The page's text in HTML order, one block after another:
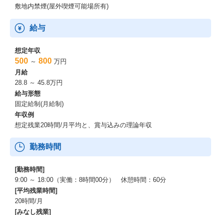
敷地内禁煙(屋外喫煙可能場所有)
給与
想定年収
500 ～ 800 万円
月給
28.8 ～ 45.8万円
給与形態
固定給制(月給制)
年収例
想定残業20時間/月平均と、賞与込みの理論年収
勤務時間
[勤務時間]
9:00 ～ 18:00（実働：8時間00分） 休憩時間：60分
[平均残業時間]
20時間/月
[みなし残業]